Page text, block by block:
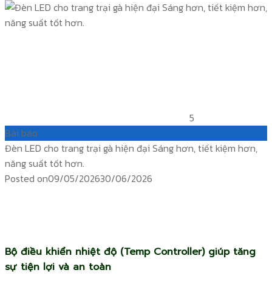
5
Bài báo
Đèn LED cho trang trại gà hiện đại Sáng hơn, tiết kiệm hơn,
năng suất tốt hơn.
Posted on09/05/202630/06/2026
Bộ điều khiển nhiệt độ (Temp Controller) giúp tăng
sự tiện lợi và an toàn